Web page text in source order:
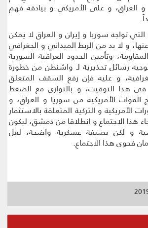
العراق، و على الأمريكي و بيادقه فهم
تواجه سوريا و إيران و العراق لا يمكن
و لا بد من الربط الميداني و الجغرافي
وتأمين الحدود العراقية السورية
رسائل تحذيرية لـ واشنطن من خطورة
و عليه فإن رفع السقف المتعلق
في هذا التوقيت، و بالتوازي مع الضغط
القوات الأمريكية من سوريا و العراق، و
الأمريكية و التركية المتعلقة بالاستثمار
هذا الاجتماع و انطلاقا من دمشق، ليكون
و لكن بصبغة عسكرية واضحة، لعل
فحوى هذا الاجتماع.